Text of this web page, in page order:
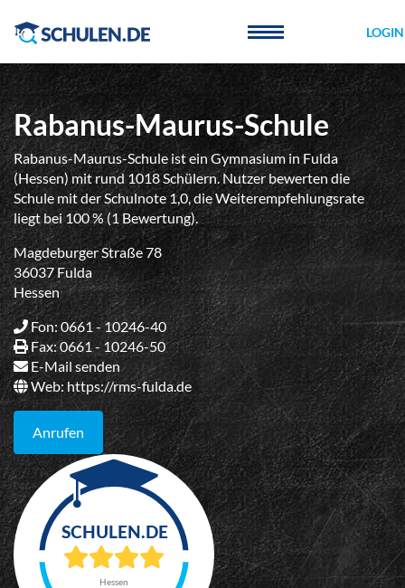
LOGIN
Rabanus-Maurus-Schule
Rabanus-Maurus-Schule ist ein Gymnasium in Fulda
(Hessen) mit rund 1018 Schülern. Nutzer bewerten die
Schule mit der Schulnote 1,0, die Weiterempfehlungsrate
liegt bei 100 % (1 Bewertung).
Magdeburger Straße 78
36037 Fulda
Hessen
Fon: 0661 - 10246-40
Fax: 0661 - 10246-50
E-Mail senden
Web: https://rms-fulda.de
Anrufen
Hessen